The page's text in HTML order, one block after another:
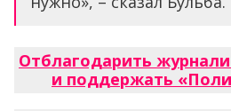
Отблагодарить
и поддержать